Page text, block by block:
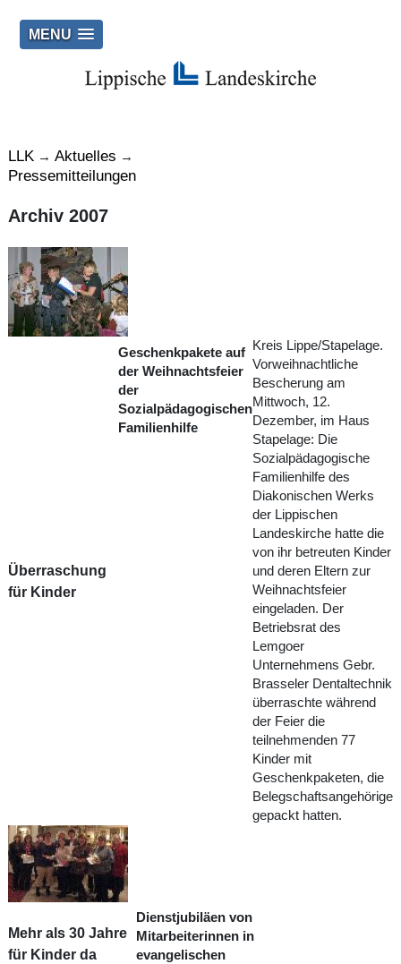
MENU
LLK → Aktuelles →
Pressemitteilungen
Archiv 2007
Überraschung
für Kinder
Geschenkpakete auf
der Weihnachtsfeier
der
Sozialpädagogischen
Familienhilfe
Kreis Lippe/Stapelage.
Vorweihnachtliche
Bescherung am
Mittwoch, 12.
Dezember, im Haus
Stapelage: Die
Sozialpädagogische
Familienhilfe des
Diakonischen Werks
der Lippischen
Landeskirche hatte die
von ihr betreuten Kinder
und deren Eltern zur
Weihnachtsfeier
eingeladen. Der
Betriebsrat des
Lemgoer
Unternehmens Gebr.
Brasseler Dentaltechnik
überraschte während
der Feier die
teilnehmenden 77
Kinder mit
Geschenkpaketen, die
Belegschaftsangehörige
gepackt hatten.
Mehr als 30 Jahre
für Kinder da
Dienstjubiläen von
Mitarbeiterinnen in
evangelischen